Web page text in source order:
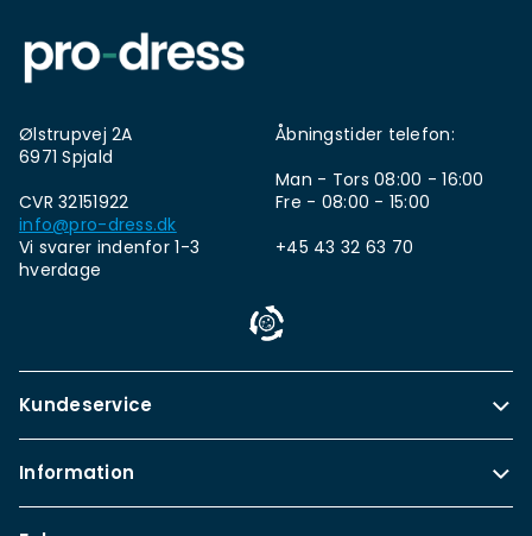
Ølstrupvej 2A
6971 Spjald
CVR 32151922
info@pro-dress.dk
Vi svarer indenfor 1-3
hverdage
Åbningstider telefon:
Man - Tors 08:00 - 16:00
Fre - 08:00 - 15:00
+45 43 32 63 70
Kundeservice
Information